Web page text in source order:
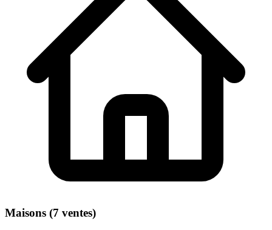
Maisons (7 ventes)